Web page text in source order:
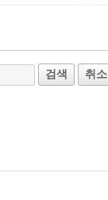
검색 취소